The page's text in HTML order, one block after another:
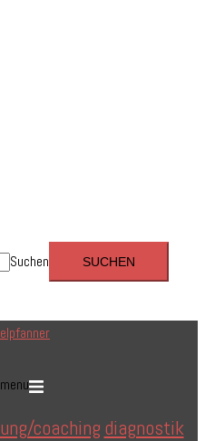
Suchen
coaching diagnostik